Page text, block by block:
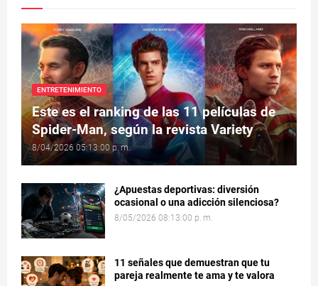
ENTRETENIMIENTO
Este es el ranking de las 11 películas de
Spider-Man, según la revista Variety
8/04/2026 05:13:00 p. m.
¿Apuestas deportivas: diversión
ocasional o una adicción silenciosa?
8/05/2026 08:13:00 p. m.
11 señales que demuestran que tu
pareja realmente te ama y te valora